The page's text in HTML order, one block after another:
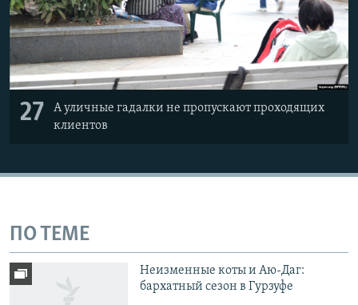
27
А уличные гадалки не пропускают проходящих
клиентов
ПО ТЕМЕ
Неизменные коты и Аю-Даг:
бархатный сезон в Гурзуфе